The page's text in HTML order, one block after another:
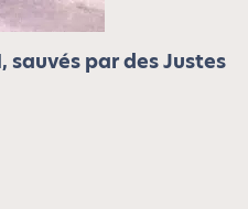
sauvés par des Justes